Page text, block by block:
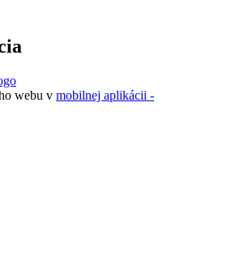
webu v mobilnej aplikácii -